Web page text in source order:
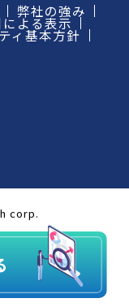
弊社の強み
よる表示
ィ基本方針
corp.